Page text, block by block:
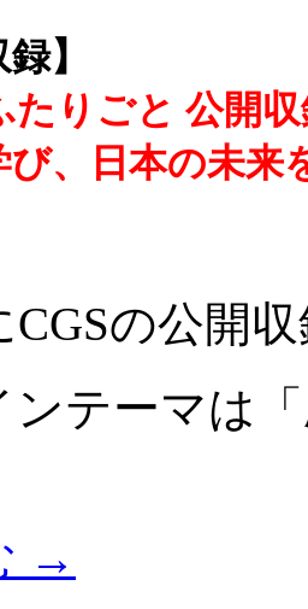
】
たりごと 公開
、日本の未来
CGSの公開
ンテーマは
→